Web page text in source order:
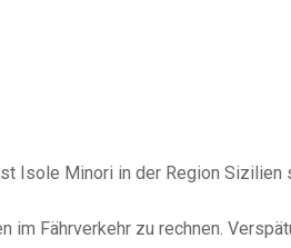
Isole Minori in der Region Sizilien
im Fährverkehr zu rechnen.